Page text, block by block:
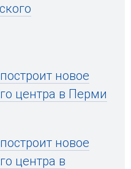
новое
центра в Перми
новое
центра в